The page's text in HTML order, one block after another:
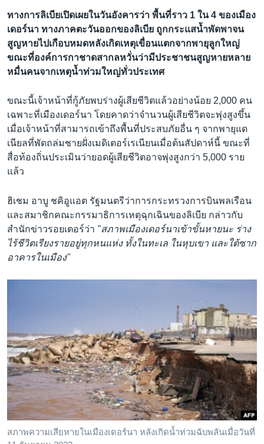
เลือกภาษา
ทางการลิเบียเปิดเผยในวันอังคารว่า พื้นที่ราว 1 ใน 4 ของเมือง
เดอร์นา ทางภาคตะวันออกของลิเบีย ถูกกระแสน้ำพัดพาจน
สูญหายไปเกือบหมดหลังเกิดเหตุเขื่อนแตกจากพายุลูกใหญ่
ขณะที่องค์การกาชาดสากลหวั่นว่ามีประชาชนสูญหายหลาย
หมื่นคนจากเหตุน้ำท่วมใหญ่ทั่วประเทศ
ขณะนี้เจ้าหน้าที่กู้ภัยพบร่างผู้เสียชีวิตแล้วอย่างน้อย 2,000 คน
เฉพาะที่เมืองเดอร์นา โดยคาดว่าจำนวนผู้เสียชีวิตจะพุ่งสูงขึ้น
เมื่อเจ้าหน้าที่สามารถเข้าถึงพื้นที่ประสบภัยอื่น ๆ จากพายุแด
เนียลที่พัดถล่มชายฝั่งเมดิเตอร์เรเนียนเมื่อต้นสัปดาห์นี้ ขณะที่
สื่อท้องถิ่นประเมินว่ายอดผู้เสียชีวิตอาจพุ่งสูงกว่า 5,000 ราย
แล้ว
ฮิเชม อาบู ชคิอูแอต รัฐมนตรีว่าการกระทรวงการบินพลเรือน
และสมาชิกคณะกรรมาธิการเหตุฉุกเฉินของลิเบีย กล่าวกับ
สำนักข่าวรอยเตอร์ว่า "สภาพเมืองเดอร์นาเข้าขั้นหายนะ ร่าง
ไร้ชีวิตเรียงรายอยู่ทุกหนแห่ง ทั้งในทะเล ในหุบเขา และใต้ซาก
อาคารในเมือง"
สภาพความเสียหายในเมืองเดอร์นา หลังเกิดน้ำท่วมฉับพลันเมื่อวันที่